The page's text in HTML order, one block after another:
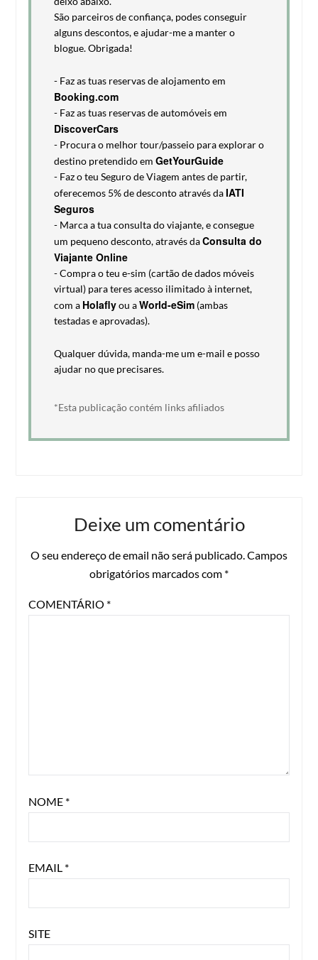
São parceiros de confiança, podes conseguir
alguns descontos, e ajudar-me a manter o
blogue. Obrigada!
- Faz as tuas reservas de alojamento em
Booking.com
- Faz as tuas reservas de automóveis em
DiscoverCars
- Procura o melhor tour/passeio para explorar o
destino pretendido em GetYourGuide
- Faz o teu Seguro de Viagem antes de partir,
oferecemos 5% de desconto através daIATI
Seguros
- Marca a tua consulta do viajante, e consegue
um pequeno desconto, através daConsulta do
Viajante Online
- Compra o teu e-sim (cartão de dados móveis
virtual) para teres acesso ilimitado à internet,
com a Holaflyou aWorld-eSim(ambas
testadas e aprovadas).
Qualquer dúvida, manda-me um e-mail e posso
ajudar no que precisares.
*Esta publicação contém links afiliados
Deixe um comentário
O seu endereço de email não será publicado.Campos
obrigatórios marcados com *
COMENTÁRIO *
NOME *
EMAIL *
SITE